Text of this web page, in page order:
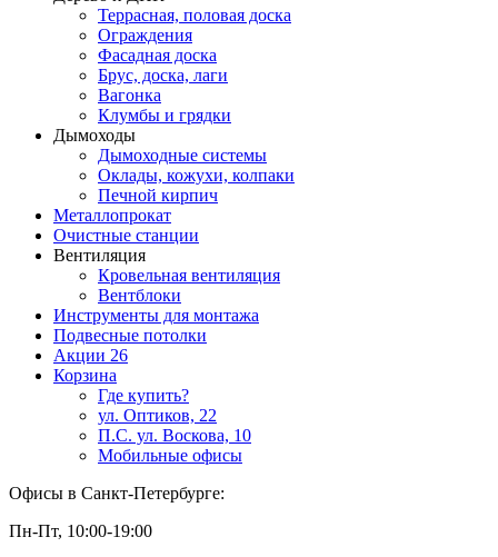
Террасная, половая доска
Ограждения
Фасадная доска
Брус, доска, лаги
Вагонка
Клумбы и грядки
Дымоходы
Дымоходные системы
Оклады, кожухи, колпаки
Печной кирпич
Металлопрокат
Очистные станции
Вентиляция
Кровельная вентиляция
Вентблоки
Инструменты для монтажа
Подвесные потолки
Акции 26
Корзина
Где купить?
ул. Оптиков, 22
П.С. ул. Воскова, 10
Мобильные офисы
Офисы в Санкт-Петербурге:
Пн-Пт, 10:00-19:00